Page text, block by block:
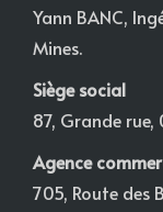
Yann BANC,
Mines.
Siège social
87, Grande
Agence
705, Route des